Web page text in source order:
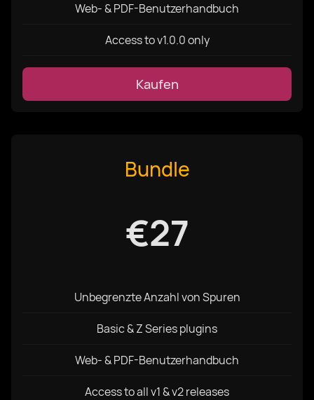
Web- & PDF-Benutzerhandbuch
Access to v1.0.0 only
Kaufen
Bundle
€27
Unbegrenzte Anzahl von Spuren
Basic & Z Series plugins
Web- & PDF-Benutzerhandbuch
Access to all v1 & v2 releases